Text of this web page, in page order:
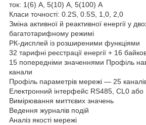
ток: 1(6) А, 5(10) А, 5(100) А
Класи точності: 0.2S, 0.5S, 1,0, 2,0
Зміна активної й реактивної енергії у
багатотарифному режимі
РК-дисплей із розширеними функціями
32 тарифні реєстрації енергії + 16
15 попередніми значеннями Профіль
канали
Профіль параметрів мережі — 25
Електронний інтерфейс RS485, CL0 або
Вимірювання миттєвих значень
Ведення журналів подій
Аналіз якості мережі